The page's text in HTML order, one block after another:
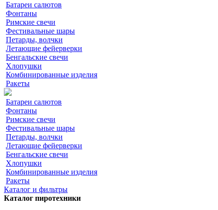
Батареи салютов
Фонтаны
Римские свечи
Фестивальные шары
Петарды, волчки
Летающие фейерверки
Бенгальские свечи
Хлопушки
Комбинированные изделия
Ракеты
Батареи салютов
Фонтаны
Римские свечи
Фестивальные шары
Петарды, волчки
Летающие фейерверки
Бенгальские свечи
Хлопушки
Комбинированные изделия
Ракеты
Каталог и фильтры
Каталог пиротехники